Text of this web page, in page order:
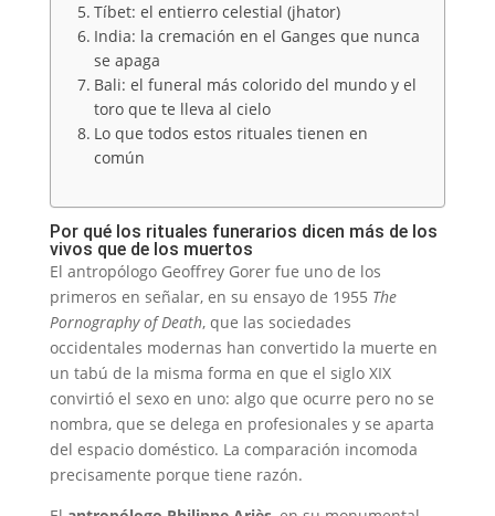
Tíbet: el entierro celestial (jhator)
India: la cremación en el Ganges que nunca
se apaga
Bali: el funeral más colorido del mundo y el
toro que te lleva al cielo
Lo que todos estos rituales tienen en
común
Por qué los rituales funerarios dicen más de los
vivos que de los muertos
El antropólogo Geoffrey Gorer fue uno de los
primeros en señalar, en su ensayo de 1955 The
Pornography of Death, que las sociedades
occidentales modernas han convertido la muerte en
un tabú de la misma forma en que el siglo XIX
convirtió el sexo en uno: algo que ocurre pero no se
nombra, que se delega en profesionales y se aparta
del espacio doméstico. La comparación incomoda
precisamente porque tiene razón.